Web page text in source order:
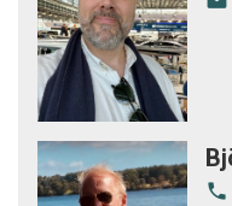
local_phone